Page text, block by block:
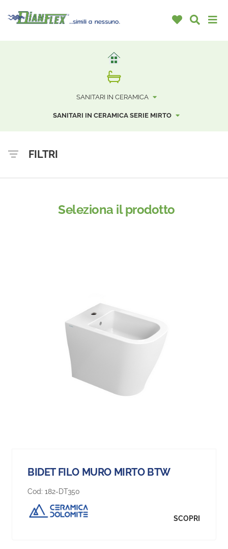
SANITARI IN CERAMICA
SANITARI IN CERAMICA SERIE MIRTO
FILTRI
Seleziona il prodotto
BIDET FILO MURO MIRTO BTW
Cod: 182-DT350
SCOPRI